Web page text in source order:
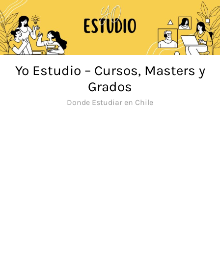
Saltar
al
contenido
Yo Estudio – Cursos, Masters y
Grados
Donde Estudiar en Chile